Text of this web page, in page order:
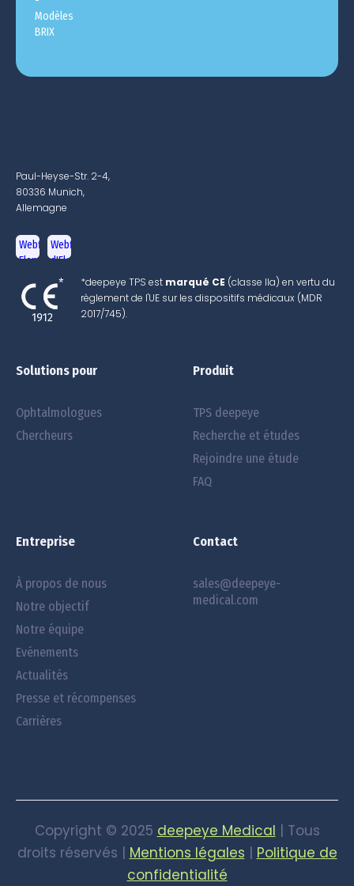
Paul-Heyse-Str. 2-4,
80336 Munich,
Allemagne
*deepeye TPS est marqué CE (classe IIa) en vertu du
règlement de l'UE sur les dispositifs médicaux (MDR
2017/745).
Solutions pour
Ophtalmologues
Chercheurs
Produit
TPS deepeye
Recherche et études
Rejoindre une étude
FAQ
Entreprise
À propos de nous
Notre objectif
Notre équipe
Evénements
Actualités
Presse et récompenses
Carrières
Contact
sales@deepeye-
medical.com
Copyright © 2025 deepeye Medical | Tous
droits réservés | Mentions légales
Politique de
confidentialité